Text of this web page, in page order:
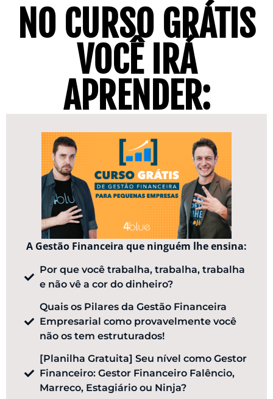
NO CURSO GRÁTIS
VOCÊ IRÁ
APRENDER:
A Gestão Financeira que ninguém lhe ensina:
Por que você trabalha, trabalha, trabalha
e não vê a cor do dinheiro?
Quais os Pilares da Gestão Financeira
Empresarial como provavelmente você
não os tem estruturados!
[Planilha Gratuita] Seu nível como Gestor
Financeiro: Gestor Financeiro Falêncio,
Marreco, Estagiário ou Ninja?